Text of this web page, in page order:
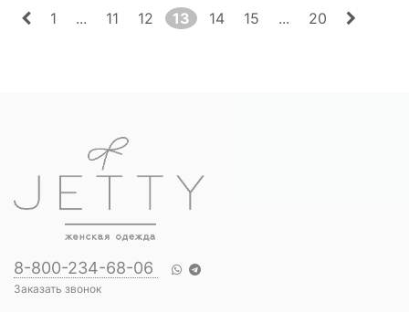
1 ... 11 12 13 14 15 ... 20
8-800-234-68-06
Заказать звонок